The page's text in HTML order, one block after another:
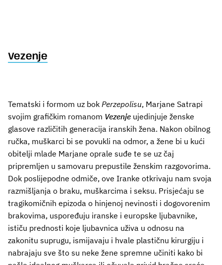
Vezenje
Tematski i formom uz bok Perzepolisu, Marjane Satrapi
svojim grafičkim romanom Vezenje ujedinjuje ženske
glasove različitih generacija iranskih žena. Nakon obilnog
ručka, muškarci bi se povukli na odmor, a žene bi u kući
obitelji mlade Marjane oprale suđe te se uz čaj
pripremljen u samovaru prepustile ženskim razgovorima.
Dok poslijepodne odmiče, ove Iranke otkrivaju nam svoja
razmišljanja o braku, muškarcima i seksu. Prisjećaju se
tragikomičnih epizoda o hinjenoj nevinosti i dogovorenim
brakovima, uspoređuju iranske i europske ljubavnike,
ističu prednosti koje ljubavnica uživa u odnosu na
zakonitu suprugu, ismijavaju i hvale plastičnu kirurgiju i
nabrajaju sve što su neke žene spremne učiniti kako bi